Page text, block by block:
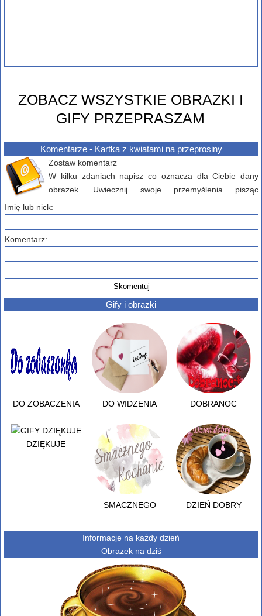
ZOBACZ WSZYSTKIE OBRAZKI I
GIFY PRZEPRASZAM
Komentarze - Kartka z kwiatami na przeprosiny
Zostaw komentarz
W kilku zdaniach napisz co oznacza dla Ciebie dany
obrazek. Uwiecznij swoje przemyślenia pisząc
Imię lub nick:
Komentarz:
Gify i obrazki
DO ZOBACZENIA DO WIDZENIA DOBRANOC
DZIĘKUJE
SMACZNEGO DZIEŃ DOBRY
Informacje na każdy dzień
Obrazek na dziś